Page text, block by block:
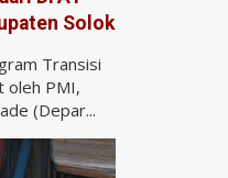
Solok
Transisi
oleh PMI,
(Depar...